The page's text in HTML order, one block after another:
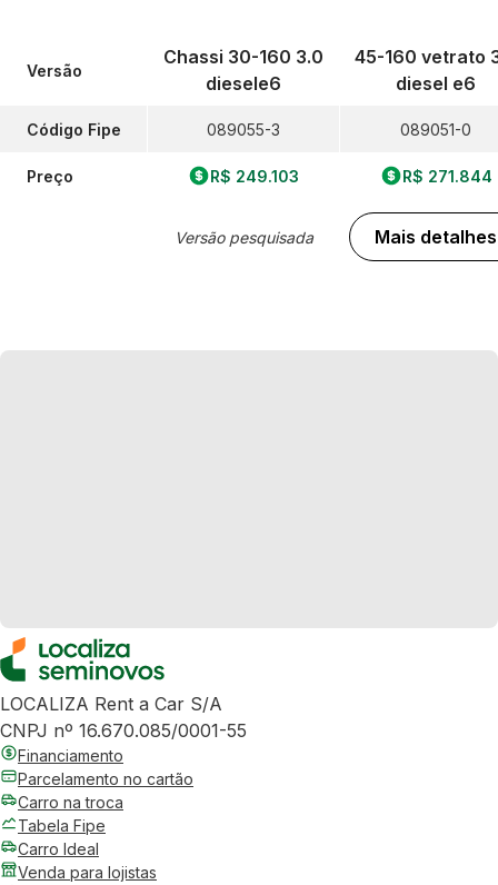
Versão
Código Fipe
Preço
Chassi 30-160 3.0
diesele6
089055-3
R$ 249.103
Versão pesquisada
45-160 vetrato
diesel e6
089051-0
R$ 271.844
Mais detalhes
LOCALIZA Rent a Car S/A
CNPJ nº 16.670.085/0001-55
Financiamento
Parcelamento no cartão
Carro na troca
Tabela Fipe
Carro Ideal
Venda para lojistas